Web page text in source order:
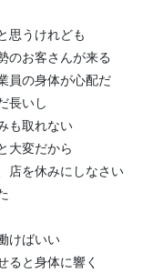
思うけれども
のお客さんが来る
員の身体が心配だ
長いし
も取れない
大変だから
店を休みにしなさい
けばいい
ると身体に響く